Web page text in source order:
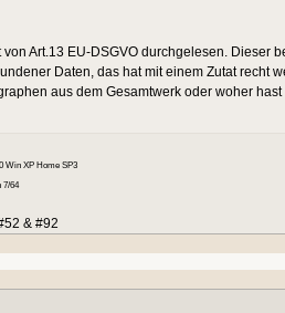
von Art.13 EU-DSGVO durchgelesen. Dieser
Daten, das hat mit einem Zutat recht
aus dem Gesamtwerk oder woher
Win XP Home SP3
7/64
& #92